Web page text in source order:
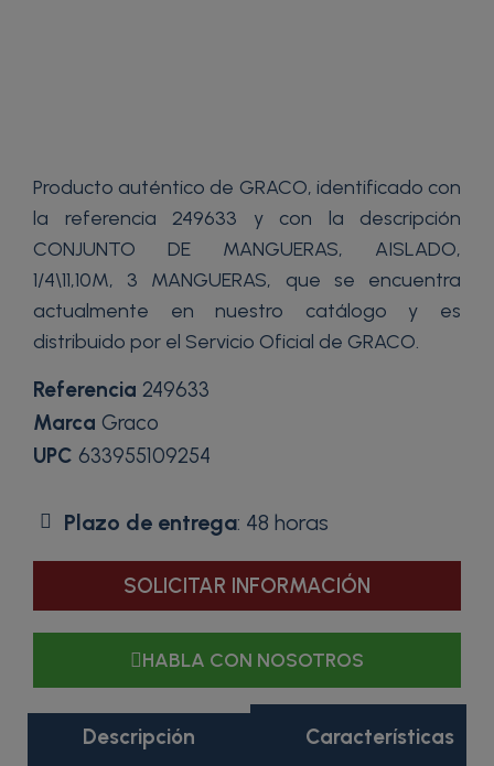
Producto auténtico de GRACO, identificado con
la referencia 249633 y con la descripción
CONJUNTO DE MANGUERAS, AISLADO,
1/4\11,10M, 3 MANGUERAS, que se encuentra
actualmente en nuestro catálogo y es
distribuido por el Servicio Oficial de GRACO.
Referencia 249633
Marca Graco
UPC 633955109254
Plazo de entrega: 48 horas
SOLICITAR INFORMACIÓN
HABLA CON NOSOTROS
Descripción Características